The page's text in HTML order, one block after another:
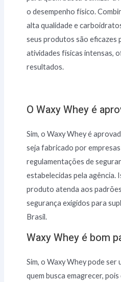
o desempenho físico.
alta qualidade e
seus produtos são eficazes
atividades físicas intensas,
resultados.
O Waxy Whey é
Sim, o Waxy Whey é
seja fabricado por empresas
regulamentações de
estabelecidas pela agência.
produto atenda aos
segurança exigidos para
Brasil.
Waxy Whey é bom
Sim, o Waxy Whey pode ser
quem busca emagrecer,